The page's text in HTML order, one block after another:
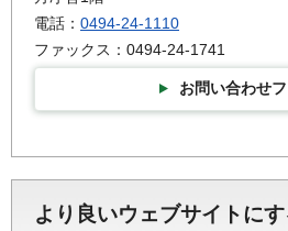
電話： 0494-24-1110
ファックス：0494-24-1741
お問い合わせ
より良いウェブサイトに